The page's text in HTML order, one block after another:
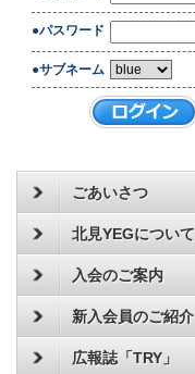
●パスワード
●サブネーム
ごあいさつ
北見YEGについて
入会のご案内
新入会員のご紹介
広報誌「TRY」